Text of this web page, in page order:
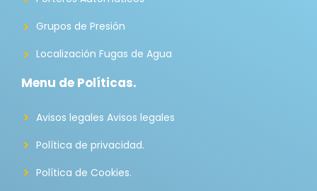
Grupos de Presión
Localización Fugas de Agua
Menu de Políticas.
Avisos legales Avisos legales
Política de privacidad.
Política de Cookies.